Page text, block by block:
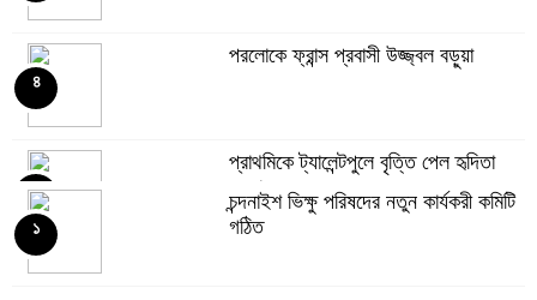
পরলোকে ফ্রান্স প্রবাসী উজ্জ্বল বড়ুয়া
৪
প্রাথমিকে ট্যালেন্টপুলে বৃত্তি পেল হৃদিতা
বড়ুয়া
৫
চন্দনাইশ ভিক্ষু পরিষদের নতুন কার্যকরী কমিটি
গঠিত
১